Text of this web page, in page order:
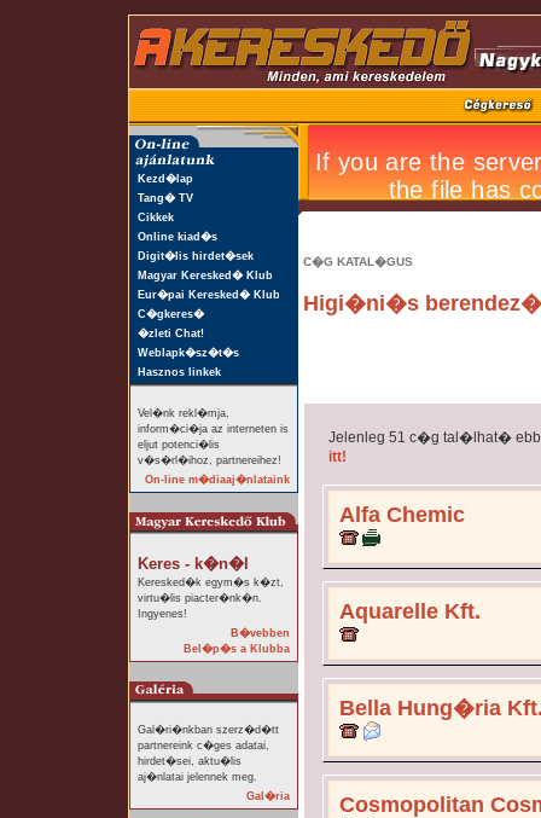
Kezd�lap
Tang� TV
Cikkek
Online kiad�s
Digit�lis hirdet�sek
Magyar Keresked� Klub
Eur�pai Keresked� Klub
C�gkeres�
�zleti Chat!
Weblapk�sz�t�s
Hasznos linkek
Vel�nk rekl�mja,
inform�ci�ja az interneten is
eljut potenci�lis
v�s�rl�ihoz, partnereihez!
On-line m�diaaj�nlataink
Keres - k�n�l
Keresked�k egym�s k�zt,
virtu�lis piacter�nk�n.
Ingyenes!
B�vebben
Bel�p�s a Klubba
Gal�ri�nkban szerz�d�tt
partnereink c�ges adatai,
hirdet�sei, aktu�lis
aj�nlatai jelennek meg.
Gal�ria
C�G KATAL�GUS
Higi�ni�s
Jelenleg 51 c�g tal�lhat�
itt!
Alfa Chemic
Aquarelle Kft.
Bella Hung�ria
Cosmopolitan